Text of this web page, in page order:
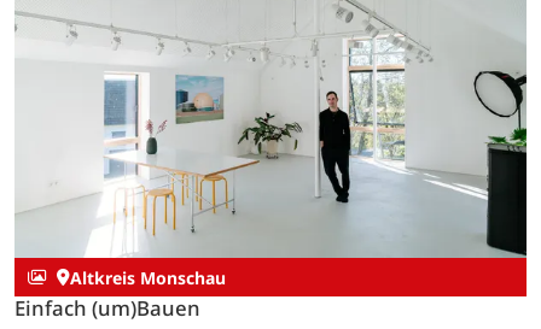
Altkreis Monschau
Einfach (um)Bauen